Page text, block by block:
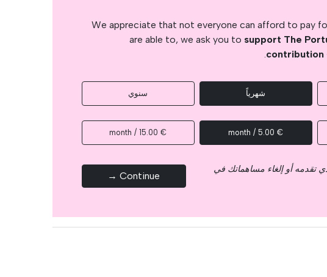
We appreciate that not everyone can afford to pay
are able to, we ask you to support The
contribution
.
شهرياً سنوي
€ 5.00 / month
€ 15.00 / month
تقدمه أو إلغاء مساهماتك في
Continue →